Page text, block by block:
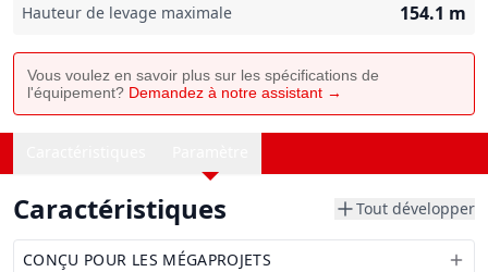
Hauteur de levage maximale 154.1 m
Vous voulez en savoir plus sur les spécifications de
l'équipement? Demandez à notre assistant →
Caractéristiques Tout développer
CONÇU POUR LES MÉGAPROJETS